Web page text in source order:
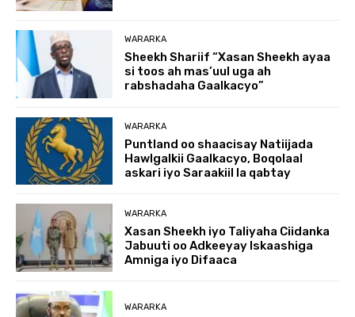
WARARKA
Sheekh Shariif “Xasan Sheekh ayaa
si toos ah mas’uul uga ah
rabshadaha Gaalkacyo”
WARARKA
Puntland oo shaacisay Natiijada
Hawlgalkii Gaalkacyo, Boqolaal
askari iyo Saraakiil la qabtay
WARARKA
Xasan Sheekh iyo Taliyaha Ciidanka
Jabuuti oo Adkeeyay Iskaashiga
Amniga iyo Difaaca
WARARKA